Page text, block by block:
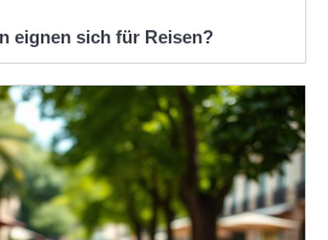
eignen sich für Reisen?